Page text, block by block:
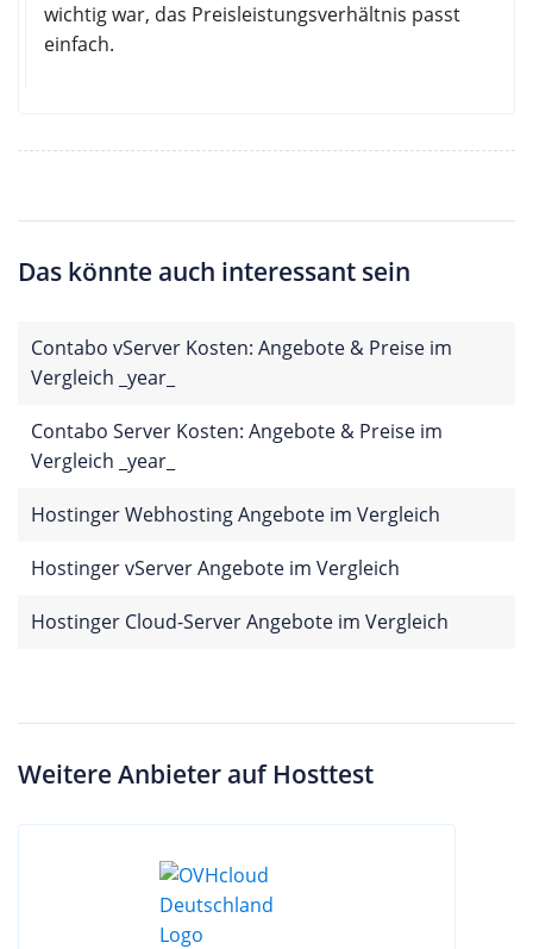
wichtig war, das Preisleistungsverhältnis passt
einfach.
Das könnte auch interessant sein
Contabo vServer Kosten: Angebote & Preise im
Vergleich _year_
Contabo Server Kosten: Angebote & Preise im
Vergleich _year_
Hostinger Webhosting Angebote im Vergleich
Hostinger vServer Angebote im Vergleich
Hostinger Cloud-Server Angebote im Vergleich
Weitere Anbieter auf Hosttest